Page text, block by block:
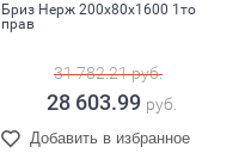
Бриз Нерж 200x80x1600 1то
прав
31 782.21руб.
28 603.99 руб.
Добавить в избранное